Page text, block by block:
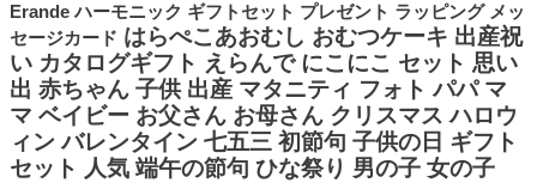
Erande ハーモニック ギフトセット プレゼント ラッピング メッ
セージカード はらぺこあおむし おむつケーキ 出産祝
い カタログギフト えらんで にこにこ セット 思い
出 赤ちゃん 子供 出産 マタニティ フォト パパ マ
マ ベイビー お父さん お母さん クリスマス ハロウ
ィン バレンタイン 七五三 初節句 子供の日 ギフト
セット 人気 端午の節句 ひな祭り 男の子 女の子